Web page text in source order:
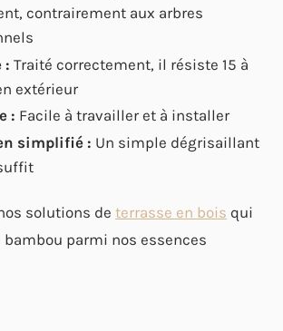
contrairement aux arbres
: Traité correctement, il résiste 15 à
extérieur
: Facile à travailler et à installer
simplifié : Un simple dégrisaillant
solutions de terrasse en bois qui
parmi nos essences